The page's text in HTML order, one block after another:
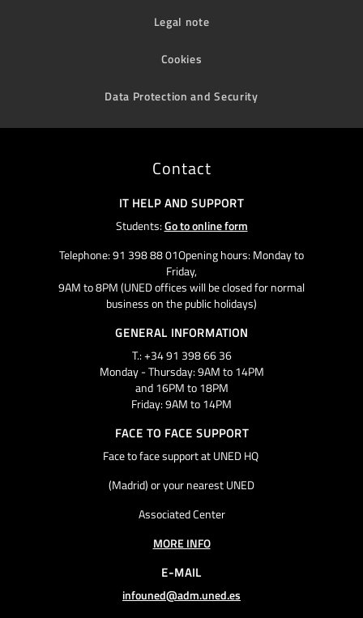
Legal note
Cookies
Data Protection and Security
Contact
IT HELP AND SUPPORT
Students:Go to online form
Telephone: 91 398 88 01Opening hours: Monday to
Friday,
9AM to 8PM (UNED offices will be closed for normal
business on the public holidays)
GENERAL INFORMATION
T.: +34 91 398 66 36
Monday - Thursday: 9AM to 14PM
and 16PM to 18PM
Friday: 9AM to 14PM
FACE TO FACE SUPPORT
Face to face support at UNED HQ
(Madrid) or your nearest UNED
Associated Center
MORE INFO
E-MAIL
infouned@adm.uned.es